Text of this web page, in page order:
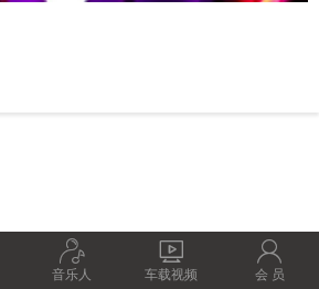

音乐人

车载视频

会 员